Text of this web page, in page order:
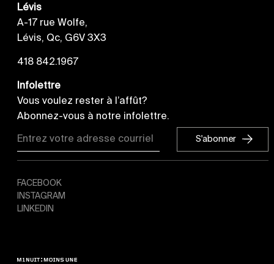
Lévis
A-17 rue Wolfe,
Lévis, Qc, G6V 3X3
418 842.1967
Infolettre
Vous voulez rester à l’affût?
Abonnez-vous à notre infolettre.
S'abonner
S'abonner
FACEBOOK
INSTAGRAM
LINKEDIN